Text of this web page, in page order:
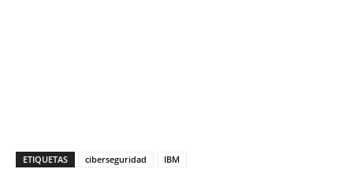
ETIQUETAS ciberseguridad IBM